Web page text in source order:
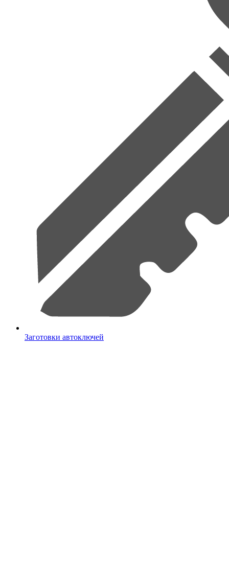
Заготовки автоключей